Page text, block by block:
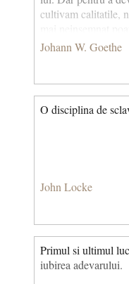
cultivam calitatile,
inauntrul hotarelor
Johann W. Goethe
O disciplina de
John Locke
Primul si ultimul
iubirea adevarului.